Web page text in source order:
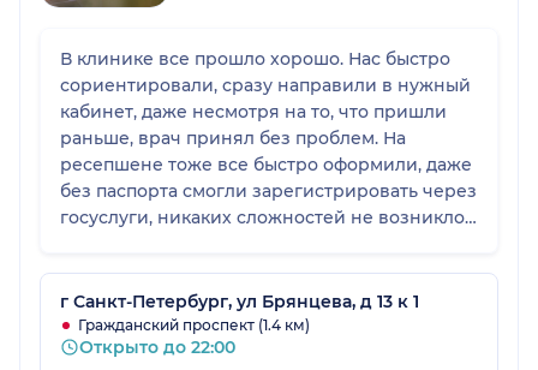
В клинике все прошло хорошо. Нас быстро
сориентировали, сразу направили в нужный
кабинет, даже несмотря на то, что пришли
раньше, врач принял без проблем. На
ресепшене тоже все быстро оформили, даже
без паспорта смогли зарегистрировать через
госуслуги, никаких сложностей не возникло.
г Санкт-Петербург, ул Брянцева, д 13 к 1
Гражданский проспект (1.4 км)
Открыто до 22:00